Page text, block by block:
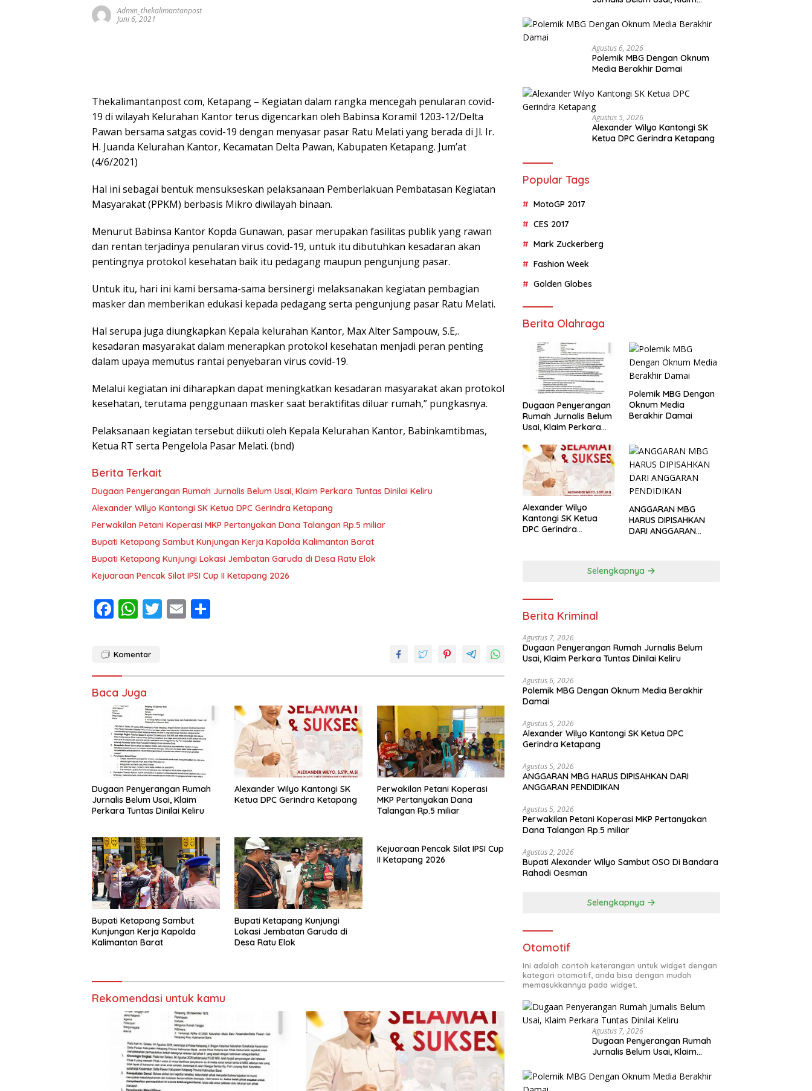
Admin_thekalimantanpost
Juni 6, 2021
Thekalimantanpost com, Ketapang – Kegiatan dalam rangka mencegah penularan covid-
19 di wilayah Kelurahan Kantor terus digencarkan oleh Babinsa Koramil 1203-12/Delta
Pawan bersama satgas covid-19 dengan menyasar pasar Ratu Melati yang berada di Jl. Ir.
H. Juanda Kelurahan Kantor, Kecamatan Delta Pawan, Kabupaten Ketapang. Jum’at
(4/6/2021)
Hal ini sebagai bentuk mensukseskan pelaksanaan Pemberlakuan Pembatasan Kegiatan
Masyarakat (PPKM) berbasis Mikro diwilayah binaan.
Menurut Babinsa Kantor Kopda Gunawan, pasar merupakan fasilitas publik yang rawan
dan rentan terjadinya penularan virus covid-19, untuk itu dibutuhkan kesadaran akan
pentingnya protokol kesehatan baik itu pedagang maupun pengunjung pasar.
Untuk itu, hari ini kami bersama-sama bersinergi melaksanakan kegiatan pembagian
masker dan memberikan edukasi kepada pedagang serta pengunjung pasar Ratu Melati.
Hal serupa juga diungkapkan Kepala kelurahan Kantor, Max Alter Sampouw, S.E,.
kesadaran masyarakat dalam menerapkan protokol kesehatan menjadi peran penting
dalam upaya memutus rantai penyebaran virus covid-19.
Melalui kegiatan ini diharapkan dapat meningkatkan kesadaran masyarakat akan protokol
kesehatan, terutama penggunaan masker saat beraktifitas diluar rumah,” pungkasnya.
Pelaksanaan kegiatan tersebut diikuti oleh Kepala Kelurahan Kantor, Babinkamtibmas,
Ketua RT serta Pengelola Pasar Melati. (bnd)
Berita Terkait
Dugaan Penyerangan Rumah Jurnalis Belum Usai, Klaim Perkara Tuntas Dinilai Keliru
Alexander Wilyo Kantongi SK Ketua DPC Gerindra Ketapang
Perwakilan Petani Koperasi MKP Pertanyakan Dana Talangan Rp.5 miliar
Bupati Ketapang Sambut Kunjungan Kerja Kapolda Kalimantan Barat
Bupati Ketapang Kunjungi Lokasi Jembatan Garuda di Desa Ratu Elok
Kejuaraan Pencak Silat IPSI Cup II Ketapang 2026
F
e
o
o
k
W
at
A
p
p
T E
Komentar
Baca Juga
Dugaan Penyerangan Rumah
Jurnalis Belum Usai, Klaim
Perkara Tuntas Dinilai Keliru
Alexander Wilyo Kantongi SK
Ketua DPC Gerindra Ketapang
Perwakilan Petani Koperasi
MKP Pertanyakan Dana
Talangan Rp.5 miliar
Bupati Ketapang Sambut
Kunjungan Kerja Kapolda
Kalimantan Barat
Bupati Ketapang Kunjungi
Lokasi Jembatan Garuda di
Desa Ratu Elok
Kejuaraan Pencak Silat IPSI Cup
II Ketapang 2026
Rekomendasi untuk kamu
Agustus 6, 2026
Polemik MBG Dengan Oknum
Media Berakhir Damai
Agustus 5, 2026
Alexander Wilyo Kantongi SK
Ketua DPC Gerindra Ketapang
Popular Tags
MotoGP 2017
CES 2017
Mark Zuckerberg
Fashion Week
Golden Globes
Berita Olahraga
Dugaan Penyerangan
Rumah Jurnalis Belum
Usai, Klaim Perkara
Polemik MBG Dengan
Oknum Media
Berakhir Damai
Alexander Wilyo
Kantongi SK Ketua
DPC Gerindra
ANGGARAN MBG
HARUS DIPISAHKAN
DARI ANGGARAN
Selengkapnya
Berita Kriminal
Agustus 7, 2026
Dugaan Penyerangan Rumah Jurnalis Belum
Usai, Klaim Perkara Tuntas Dinilai Keliru
Agustus 6, 2026
Polemik MBG Dengan Oknum Media Berakhir
Damai
Agustus 5, 2026
Alexander Wilyo Kantongi SK Ketua DPC
Gerindra Ketapang
Agustus 5, 2026
ANGGARAN MBG HARUS DIPISAHKAN DARI
ANGGARAN PENDIDIKAN
Agustus 5, 2026
Perwakilan Petani Koperasi MKP Pertanyakan
Dana Talangan Rp.5 miliar
Agustus 2, 2026
Bupati Alexander Wilyo Sambut OSO Di Bandara
Rahadi Oesman
Selengkapnya
Otomotif
Ini adalah contoh keterangan untuk widget dengan
kategori otomotif, anda bisa dengan mudah
memasukkannya pada widget.
Agustus 7, 2026
Dugaan Penyerangan Rumah
Jurnalis Belum Usai, Klaim